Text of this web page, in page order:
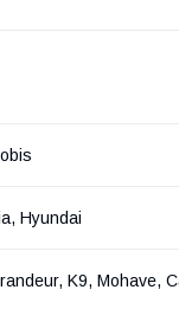
Hyundai
K9, Mohave,